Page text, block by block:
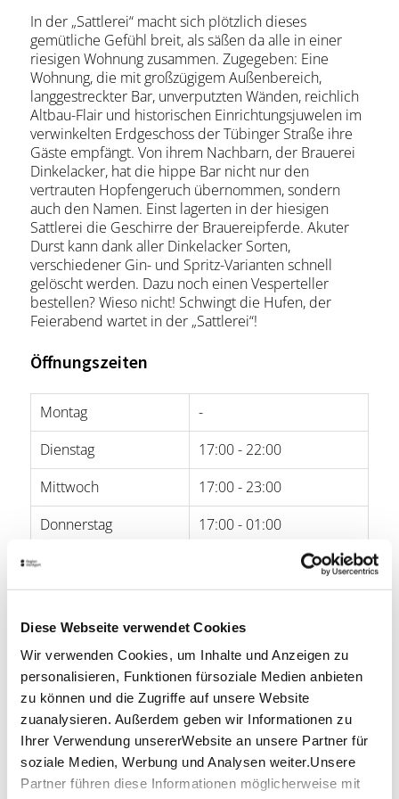
Diese Webseite verwendet Cookies
Wir verwenden Cookies, um Inhalte und Anzeigen zu
personalisieren, Funktionen fürsoziale Medien anbieten
zu können und die Zugriffe auf unsere Website
zuanalysieren. Außerdem geben wir Informationen zu
Ihrer Verwendung unsererWebsite an unsere Partner für
soziale Medien, Werbung und Analysen weiter.Unsere
Partner führen diese Informationen möglicherweise mit
In der „Sattlerei“ macht sich plötzlich dieses
gemütliche Gefühl breit, als säßen da alle in einer
riesigen Wohnung zusammen. Zugegeben: Eine
Wohnung, die mit großzügigem Außenbereich,
langgestreckter Bar, unverputzten Wänden, reichlich
Altbau-Flair und historischen Einrichtungsjuwelen im
verwinkelten Erdgeschoss der Tübinger Straße ihre
Gäste empfängt. Von ihrem Nachbarn, der Brauerei
Dinkelacker, hat die hippe Bar nicht nur den
vertrauten Hopfengeruch übernommen, sondern
auch den Namen. Einst lagerten in der hiesigen
Sattlerei die Geschirre der Brauereipferde. Akuter
Durst kann dank aller Dinkelacker Sorten,
verschiedener Gin- und Spritz-Varianten schnell
gelöscht werden. Dazu noch einen Vesperteller
bestellen? Wieso nicht! Schwingt die Hufen, der
Feierabend wartet in der „Sattlerei“!
Öffnungszeiten
Montag
-
Dienstag
17:00 - 22:00
Mittwoch
17:00 - 23:00
Donnerstag
17:00 - 01:00
Freitag
Sonntag
15:00 - 22:00
Lage & Kontakt
Sattlerei
Tübinger Str. 68
70178 Stuttgart